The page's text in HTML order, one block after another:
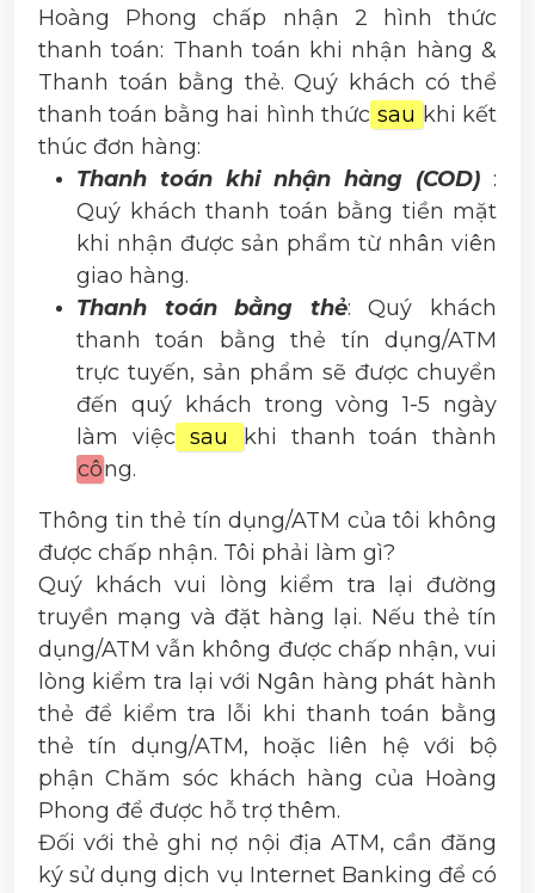
Hoàng Phong chấp nhận 2 hình thức
thanh toán: Thanh toán khi nhận hàng &
Thanh toán bằng thẻ. Quý khách có thể
thanh toán bằng hai hình thức sau khi kết
thúc đơn hàng:
Thanh toán khi nhận hàng (COD) :
Quý khách thanh toán bằng tiền mặt
khi nhận được sản phẩm từ nhân viên
giao hàng.
Thanh toán bằng thẻ: Quý khách
thanh toán bằng thẻ tín dụng/ATM
trực tuyến, sản phẩm sẽ được chuyển
đến quý khách trong vòng 1-5 ngày
làm việc sau
khi thanh toán thành
công.
Thông tin thẻ tín dụng/ATM của tôi không
được chấp nhận. Tôi phải làm gì?
Quý khách vui lòng kiểm tra lại đường
truyền mạng và đặt hàng lại. Nếu thẻ tín
dụng/ATM vẫn không được chấp nhận, vui
lòng kiểm tra lại với Ngân hàng phát hành
thẻ để kiểm tra lỗi khi thanh toán bằng
thẻ tín dụng/ATM, hoặc liên hệ với bộ
phận Chăm sóc khách hàng của Hoàng
Phong để được hỗ trợ thêm.
Đối với thẻ ghi nợ nội địa ATM, cần đăng
ký sử dụng dịch vụ Internet Banking để có